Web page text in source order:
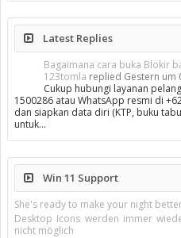
Latest Replies
Bagaimana cara buka Blokir
123tomla replied Gestern um
Cukup hubungi layanan
1500286 atau WhatsApp resmi di
dan siapkan data diri (KTP, buku
untuk…
Win 11 Support
She's ready to make your night
Desktop Icons werden immer
nicht möglich